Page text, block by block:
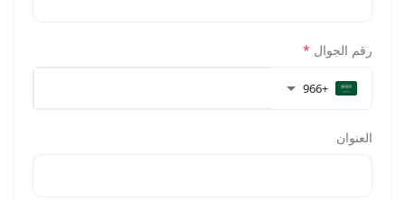
رقم الجوال *
+966
العنوان